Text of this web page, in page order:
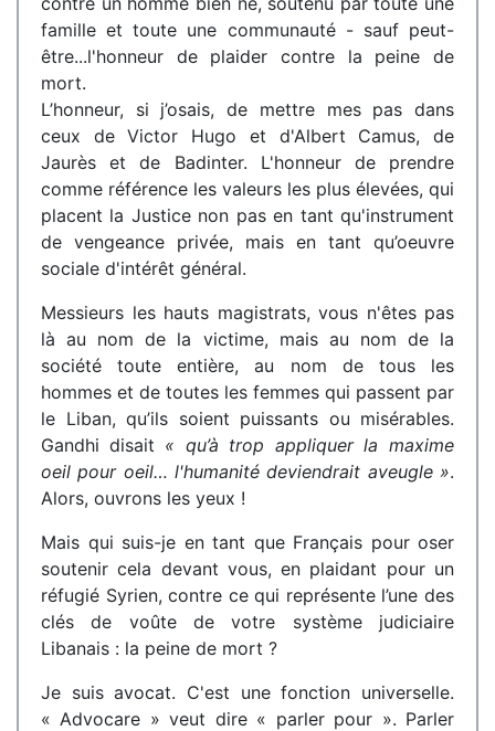
famille et toute une communauté - sauf peut-
être...l'honneur de plaider contre la peine de
mort.
L’honneur, si j’osais, de mettre mes pas dans
ceux de Victor Hugo et d'Albert Camus, de
Jaurès et de Badinter. L'honneur de prendre
comme référence les valeurs les plus élevées, qui
placent la Justice non pas en tant qu'instrument
de vengeance privée, mais en tant qu’oeuvre
sociale d'intérêt général.
Messieurs les hauts magistrats, vous n'êtes pas
là au nom de la victime, mais au nom de la
société toute entière, au nom de tous les
hommes et de toutes les femmes qui passent par
le Liban, qu’ils soient puissants ou misérables.
Gandhi disait « qu’à trop appliquer la maxime
oeil pour oeil… l'humanité deviendrait aveugle ».
Alors, ouvrons les yeux !
Mais qui suis-je en tant que Français pour oser
soutenir cela devant vous, en plaidant pour un
réfugié Syrien, contre ce qui représente l’une des
clés de voûte de votre système judiciaire
Libanais : la peine de mort ?
Je suis avocat. C'est une fonction universelle.
« Advocare » veut dire « parler pour ». Parler